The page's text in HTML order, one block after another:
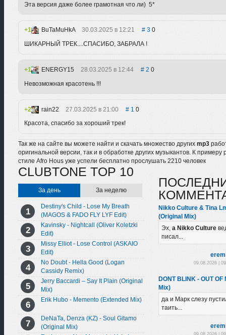
Эта версия даже более грамотная что ли) 5*
1 BuTaMuHkA 30.03.2025 в 12:21 30
ШИКАРНЫЙ ТРЕК....СПАСИБО, ЗАБРАЛА !
1 ENERGY15 28.03.2025 в 12:44 2 0
Невозможная красотень !!!
2 rain22 27.03.2025 в 21:00 1 0
Красота, спасибо за хороший трек!
Так же на сайте вы можете найти и скачать множество других mp3
оригинальной версии, так и в обработке других музыкантов. К примеру
стиле Afro Hous уже успели бесплатно прослушать 2210 человек
CLUBTONE TOP 10
За день За неделю
Destiny's Child - Lose My Breath
(MAGOS & FADO FLY LYF Edit)
Kavinsky - Nightcall (Oliver Koletzki
Edit)
Missy Elliot - Lose Control (ASKAIO
Edit)
No Doubt - Hella Good (Logan
Cassidy Remix)
Jerry Baccardi – Say It Plain (Original
Mix)
Erik Hubo - Memento (Extended Mix)
DeNaTa, Denza (KZ) - Soul Gitamo
(Original Mix)
Nikko Culture & Tina
(Original Mix)
Эх, а Nikko Culture
писал...
09.08.2026 |
DONT BLINK - OUT
Mix)
да и Марк слезу
таить...
09.08.2026 |